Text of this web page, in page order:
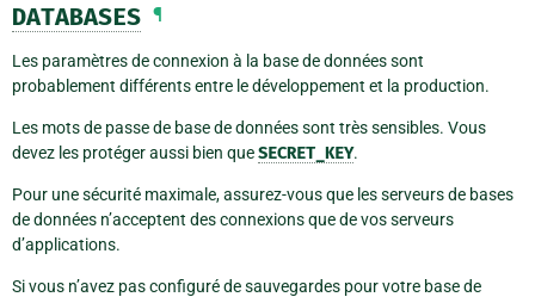
DATABASES ¶
Les paramètres de connexion à la base de données sont
probablement différents entre le développement et la production.
Les mots de passe de base de données sont très sensibles. Vous
devez les protéger aussi bien queSECRET_KEY.
Pour une sécurité maximale, assurez-vous que les serveurs de bases
de données n’acceptent des connexions que de vos serveurs
d’applications.
Si vous n’avez pas configuré de sauvegardes pour votre base de